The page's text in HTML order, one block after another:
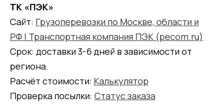
ТК «ПЭК»
Сайт: Грузоперевозки по Москве, области и
РФ | Транспортная компания ПЭК (pecom.ru)
Срок: доставки 3-6 дней в зависимости от
региона.
Расчёт стоимости: Калькулятор
Проверка посылки: Статус заказа